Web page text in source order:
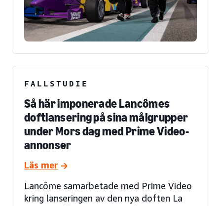
FALLSTUDIE
Så här imponerade Lancômes
doftlansering på sina målgrupper
under Mors dag med Prime Video-
annonser
Läs mer
Lancôme samarbetade med Prime Video
kring lanseringen av den nya doften La